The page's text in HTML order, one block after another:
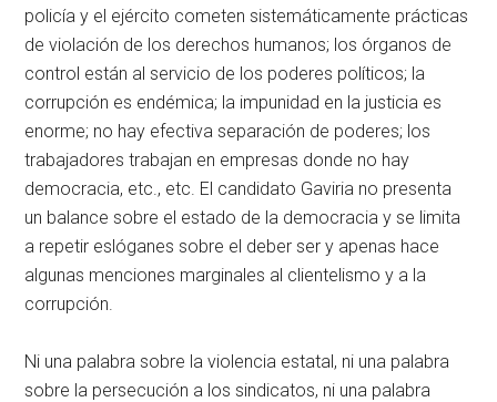
policía y el ejército cometen sistemáticamente prácticas
de violación de los derechos humanos; los órganos de
control están al servicio de los poderes políticos; la
corrupción es endémica; la impunidad en la justicia es
enorme; no hay efectiva separación de poderes; los
trabajadores trabajan en empresas donde no hay
democracia, etc., etc. El candidato Gaviria no presenta
un balance sobre el estado de la democracia y se limita
a repetir eslóganes sobre el deber ser y apenas hace
algunas menciones marginales al clientelismo y a la
corrupción.
Ni una palabra sobre la violencia estatal, ni una palabra
sobre la persecución a los sindicatos, ni una palabra